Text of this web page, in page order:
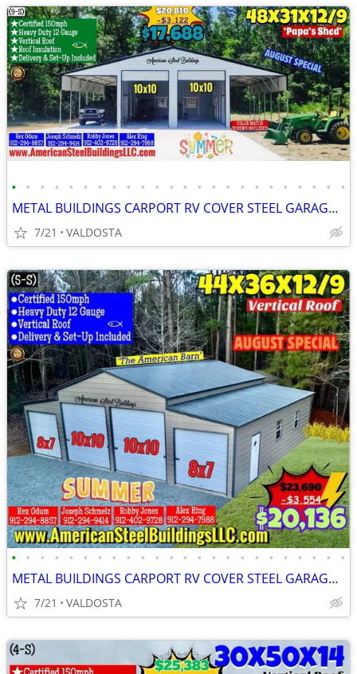
• • • • • • • • • • • • • • • • • • • • • • • •
METAL BUILDINGS CARPORT RV COVER STEEL GARAGE POLE BARN METAL BUILDING
7/21 VALDOSTA
• • • • • • • • • • • • • • • • • • • • • • • •
METAL BUILDINGS CARPORT RV COVER STEEL GARAGE UTILITY SHED POLE BARN
7/21 VALDOSTA